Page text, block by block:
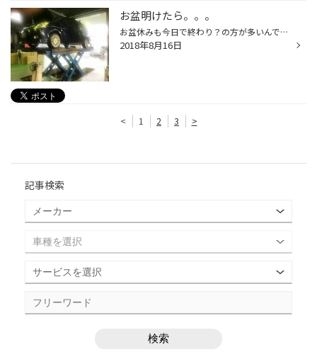
お盆明けたら。。。
お盆休みも今日で終わり？の方が多いんですかね？ お盆中もタイヤ館はお車のメンテナンスやパンク修理で大忙し☹ たくさんのご来店ありがとうございました！ 唐突ですが ✿✿✿✿お盆中のメンテナンスランキング！！✿✿✿ １位 エンジンオイル交換 長距離運転の前や疲れた車には定期交換がオススメです！ 2...
2018年8月16日
< 1 2 3 >
記事検索